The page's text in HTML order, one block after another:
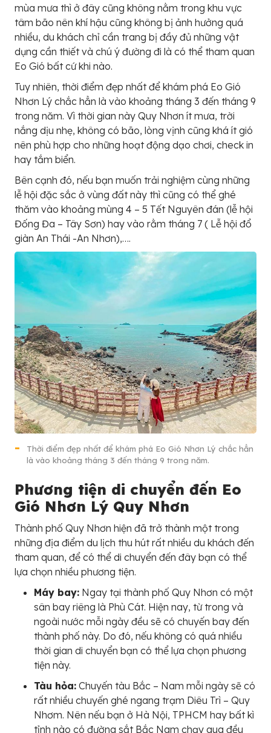
mùa mưa thì ở đây cũng không nằm trong khu vực
tâm bão nên khí hậu cũng không bị ảnh hưởng quá
nhiều, du khách chỉ cần trang bị đầy đủ những vật
dụng cần thiết và chú ý đường đi là có thể tham quan
Eo Gió bất cứ khi nào.
Tuy nhiên, thời điểm đẹp nhất để khám phá Eo Gió
Nhơn Lý chắc hẳn là vào khoảng tháng 3 đến tháng 9
trong năm. Vì thời gian này Quy Nhơn ít mưa, trời
nắng dịu nhẹ, không có bão, lòng vịnh cũng khá ít gió
nên phù hợp cho những hoạt động dạo chơi, check in
hay tắm biển.
Bên cạnh đó, nếu bạn muốn trải nghiệm cùng những
lễ hội đặc sắc ở vùng đất này thì cũng có thể ghé
thăm vào khoảng mùng 4 – 5 Tết Nguyên đán (lễ hội
Đống Đa – Tây Sơn) hay vào rằm tháng 7 ( Lễ hội đổ
giàn An Thái -An Nhơn),….
Thời điểm đẹp nhất để khám phá Eo Gió Nhơn Lý chắc hẳn
là vào khoảng tháng 3 đến tháng 9 trong năm.
Phương tiện di chuyển đến Eo
Gió Nhơn Lý Quy Nhơn
Thành phố Quy Nhơn hiện đã trở thành một trong
những địa điểm du lịch thu hút rất nhiều du khách đến
tham quan, để có thể di chuyển đến đây bạn có thể
lựa chọn nhiều phương tiện.
Máy bay: Ngay tại thành phố Quy Nhơn có một
sân bay riêng là Phù Cát. Hiện nay, từ trong và
ngoài nước mỗi ngày đều sẽ có chuyến bay đến
thành phố này. Do đó, nếu không có quá nhiều
thời gian di chuyển bạn có thể lựa chọn phương
tiện này.
Tàu hỏa: Chuyến tàu Bắc – Nam mỗi ngày sẽ có
rất nhiều chuyến ghé ngang trạm Diêu Trì – Quy
Nhơm. Nên nếu bạn ở Hà Nội, TPHCM hay bất kì
tỉnh nào có đường sắt Bắc Nam chạy qua đều